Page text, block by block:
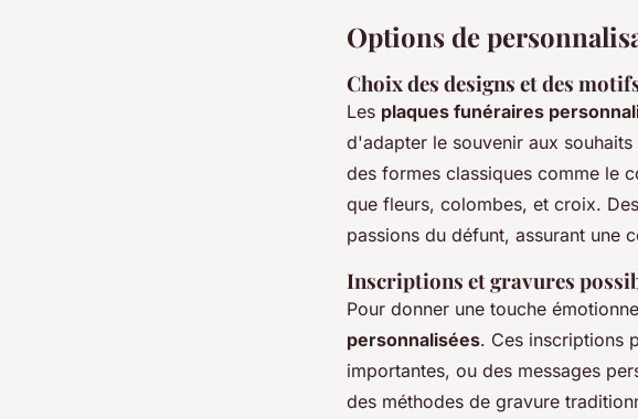
Options de
Choix des designs et des
Les plaques funéraires
d'adapter le souvenir aux
des formes classiques comme le
que fleurs, colombes, et croix.
passions du défunt, assurant une
Inscriptions et gravures
Pour donner une touche
personnalisées. Ces inscriptions
importantes, ou des messages
des méthodes de gravure